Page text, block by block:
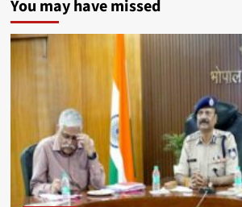
You may have missed